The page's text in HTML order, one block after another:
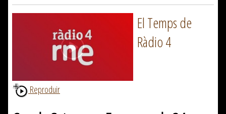
El Temps de
Ràdio 4
Reproduir